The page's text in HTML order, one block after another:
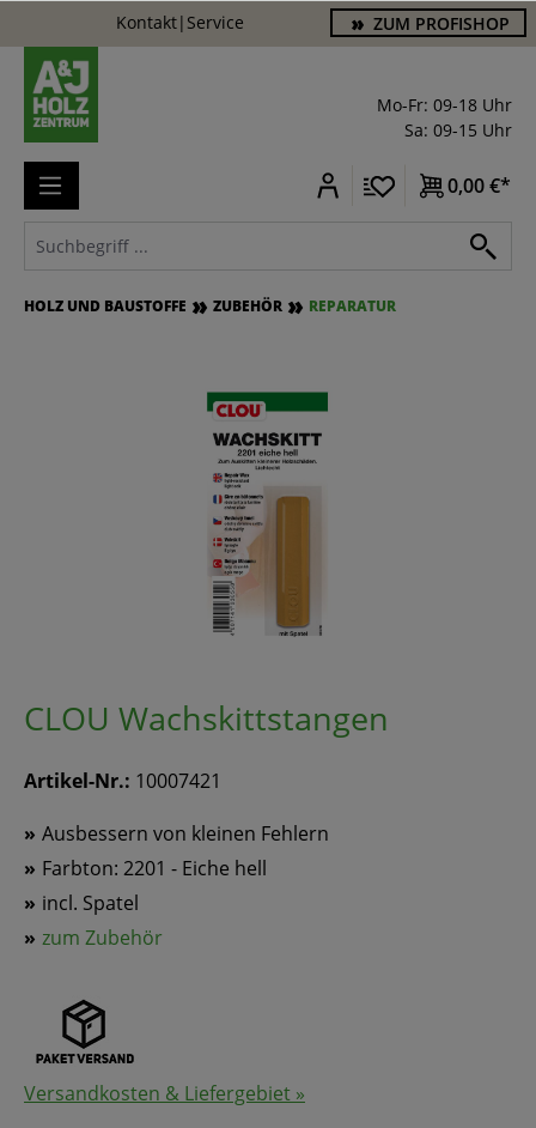
Kontakt| Service ZUM PROFISHOP
Mo-Fr: 09-18 Uhr
Sa: 09-15 Uhr
0,00 €*
HOLZ UND BAUSTOFFE ZUBEHÖR REPARATUR
Bildergalerie überspringen
CLOU Wachskittstangen
Artikel-Nr.: 10007421
Ausbessern von kleinen Fehlern
Farbton: 2201 - Eiche hell
incl. Spatel
zum Zubehör
Versandkosten & Liefergebiet »